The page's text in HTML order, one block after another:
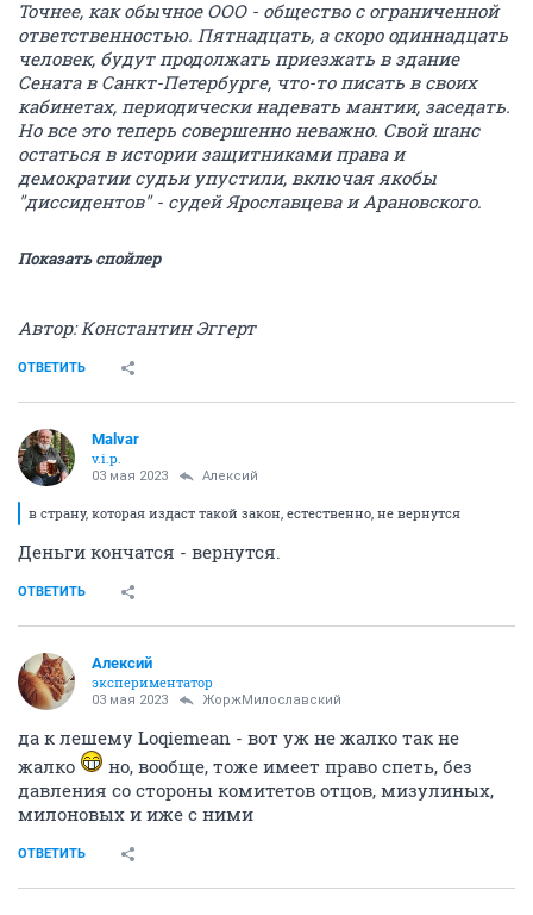
Точнее, как обычное ООО - общество с ограниченной
ответственностью. Пятнадцать, а скоро одиннадцать
человек, будут продолжать приезжать в здание
Сената в Санкт-Петербурге, что-то писать в своих
кабинетах, периодически надевать мантии, заседать.
Но все это теперь совершенно неважно. Свой шанс
остаться в истории защитниками права и
демократии судьи упустили, включая якобы
"диссидентов" - судей Ярославцева и Арановского.
Показать спойлер
Автор: Константин Эггерт
ОТВЕТИТЬ
Malvar
v.i.p.
03 мая 2023 Алексий
в страну, которая издаст такой закон, естественно, не вернутся
Деньги кончатся - вернутся.
ОТВЕТИТЬ
Алексий
экспериментатор
03 мая 2023 ЖоржМилославский
да к лешему Loqiemean - вот уж не жалко так не
жалко
но, вообще, тоже имеет право спеть, без
давления со стороны комитетов отцов, мизулиных,
милоновых и иже с ними
ОТВЕТИТЬ